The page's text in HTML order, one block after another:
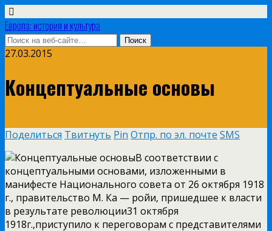
Европа: история и культура
27.03.2015
Концептуальные основы
Поделиться Твитнуть Pin Отпр. по эл. почте SMS
В соответствии с
концептуальными основами, изложенными в
манифесте Национального совета от 26 октября 1918
г., правительство М. Ка — ройи, пришедшее к власти
в результате революции31 октября
1918г.,приступило к переговорам с представителями